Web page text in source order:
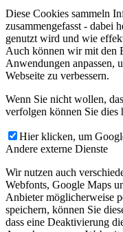
Diese Cookies sammeln
zusammengefasst - dabei
genutzt wird und wie
Auch können wir mit den
Anwendungen anpassen,
Webseite zu verbessern.
Wenn Sie nicht wollen,
verfolgen können Sie
Hier klicken, um
Andere externe Dienste
Wir nutzen auch
Webfonts, Google Maps
Anbieter möglicherweise
speichern, können Sie
dass eine Deaktivierung